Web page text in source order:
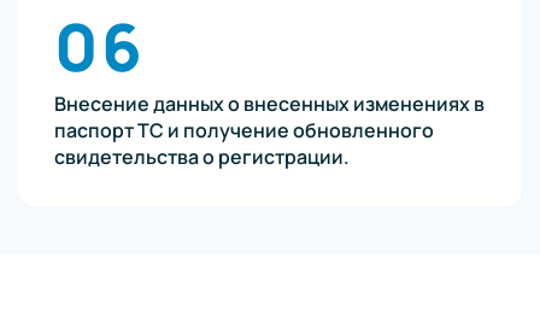
06
Внесение данных о внесенных изменениях в
паспорт ТС и получение обновленного
свидетельства о регистрации.